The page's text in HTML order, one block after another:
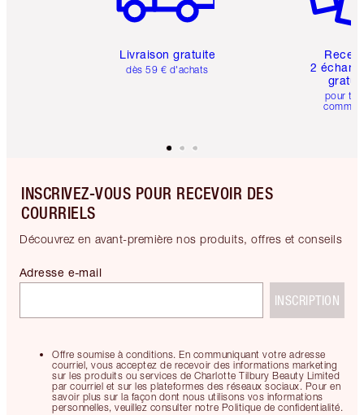
Livraison gratuite
dès 59 € d'achats
2
pour
INSCRIVEZ-VOUS POUR RECEVOIR DES
COURRIELS
Découvrez en avant-première nos produits, offres et conseils
Offre soumise à conditions. En communiquant votre adresse
courriel, vous acceptez de recevoir des informations marketing
sur les produits ou services de Charlotte Tilbury Beauty Limited
par courriel et sur les plateformes des réseaux sociaux. Pour en
savoir plus sur la façon dont nous utilisons vos informations
personnelles, veuillez consulter notre Politique de confidentialité.
Adresse e-mail
INSCRIPTION